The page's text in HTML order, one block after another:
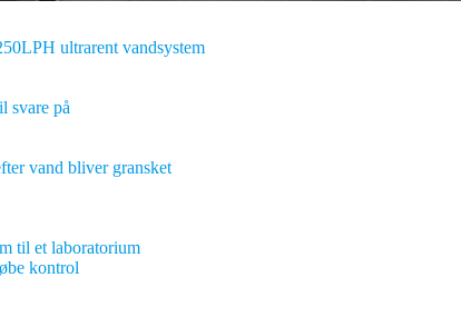
ultrarent vandsystem
svare på
vand bliver gransket
til et laboratorium
kontrol